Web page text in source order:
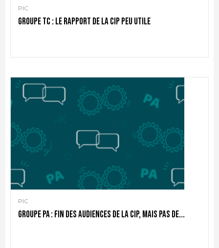
PIC
Groupe TC : le rapport de la CIP peu utile
PIC
Groupe PA : fin des audiences de la CIP, mais pas de...